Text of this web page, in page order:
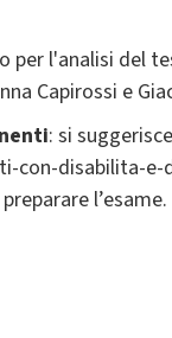
l'analisi del
Capirossi e
: si
con-disabilita-
l’esame.